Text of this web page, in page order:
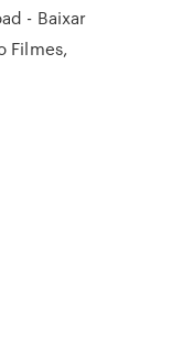
- Baixar
Filmes,